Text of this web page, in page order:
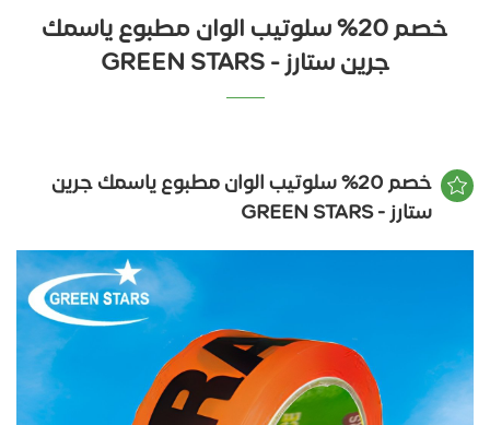
خصم 20% سلوتيب الوان مطبوع ياسمك
جرين ستارز - GREEN STARS
خصم 20% سلوتيب الوان مطبوع ياسمك جرين
ستارز - GREEN STARS